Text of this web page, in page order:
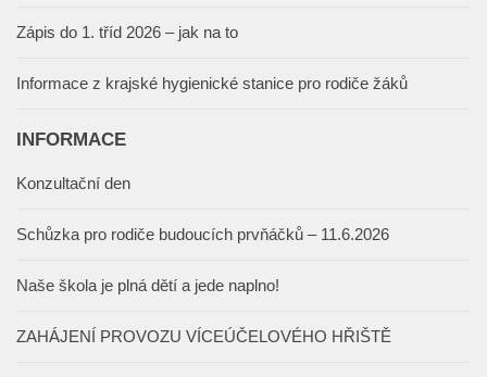
Zápis do 1. tříd 2026 – jak na to
Informace z krajské hygienické stanice pro rodiče žáků
INFORMACE
Konzultační den
Schůzka pro rodiče budoucích prvňáčků – 11.6.2026
Naše škola je plná dětí a jede naplno!
ZAHÁJENÍ PROVOZU VÍCEÚČELOVÉHO HŘIŠTĚ